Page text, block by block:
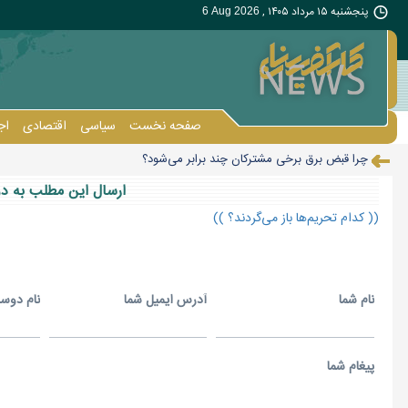
پنجشنبه ۱۵ مرداد ۱۴۰۵ , 6 Aug 2026
صفحه نخست سیاسی اقتصادی
چرا قبض برق برخی مشترکان چند برابر می‌شود؟
فروش سینما «عصر جدید» جدی است/اینجا دیگر به درد تئاتر می‌خورد
از هشدار مربیان تا بازگشت جام باشگاه‌های فوتسال آسیا
کالابرگ سه گروه فردا شارژ می‌شود
پل تجارت بر فراز مرزها؛ ایران و پاکستان به افق ۱۰ میلیارد دلاری چشم دوختند
ارسال اين مطلب به
(( کدام تحریم‌ها باز می‌گردند؟ ))
نام شما آدرس ايميل شما نام
پيغام شما